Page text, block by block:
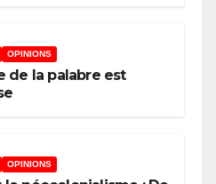
base dans la Ville
Kinshasa », devant
par le Prof. Mabi
OPINIONS
de la palabre est
OPINIONS